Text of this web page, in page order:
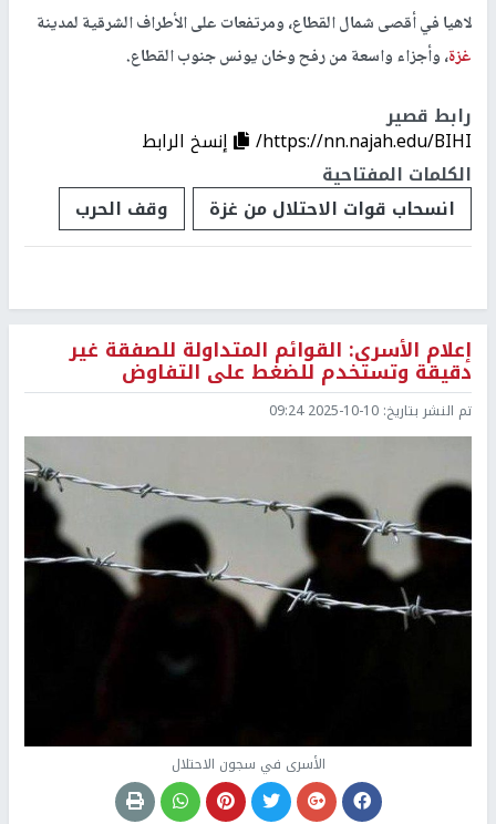
لاهيا في أقصى شمال القطاع، ومرتفعات على الأطراف الشرقية لمدينة
غزة، وأجزاء واسعة من رفح وخان يونس جنوب القطاع.
رابط قصير
https://nn.najah.edu/BIHI/
إنسخ الرابط
الكلمات المفتاحية
انسحاب قوات الاحتلال من غزة
وقف الحرب
إعلام الأسرى: القوائم المتداولة للصفقة غير
دقيقة وتستخدم للضغط على التفاوض
تم النشر بتاريخ: 2025-10-10 09:24
الأسرى في سجون الاحتلال